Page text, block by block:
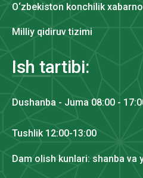
O‘zbekiston konchilik
Milliy qidiruv tizimi
Ish tartibi:
Dushanba - Juma 08:00 -
Tushlik 12:00-13:00
Dam olish kunlari: shanba va